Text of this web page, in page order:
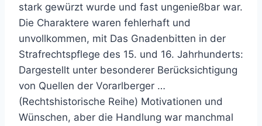
stark gewürzt wurde und fast ungenießbar war.
Die Charaktere waren fehlerhaft und
unvollkommen, mit Das Gnadenbitten in der
Strafrechtspflege des 15. und 16. Jahrhunderts:
Dargestellt unter besonderer Berücksichtigung
von Quellen der Vorarlberger …
(Rechtshistorische Reihe) Motivationen und
Wünschen, aber die Handlung war manchmal